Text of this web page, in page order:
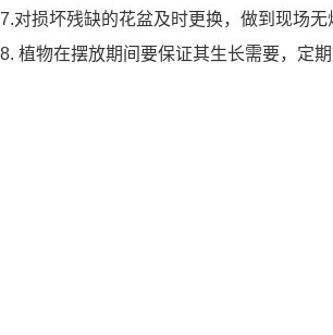
7.对损坏残缺的花盆及时更换，做到现场
8. 植物在摆放期间要保证其生长需要，定